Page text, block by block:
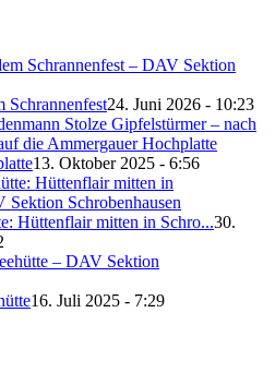
Schrannenfest24. Juni 2026 - 10:23
13. Oktober 2025 - 6:56
Hüttenflair mitten in Schro...30.
16. Juli 2025 - 7:29